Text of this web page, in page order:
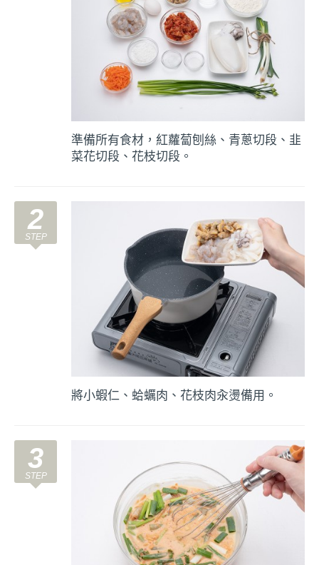
準備所有食材，紅蘿蔔刨絲、青蔥切段、韭
菜花切段、花枝切段。
2
將小蝦仁、蛤蠣肉、花枝肉汆燙備用。
3